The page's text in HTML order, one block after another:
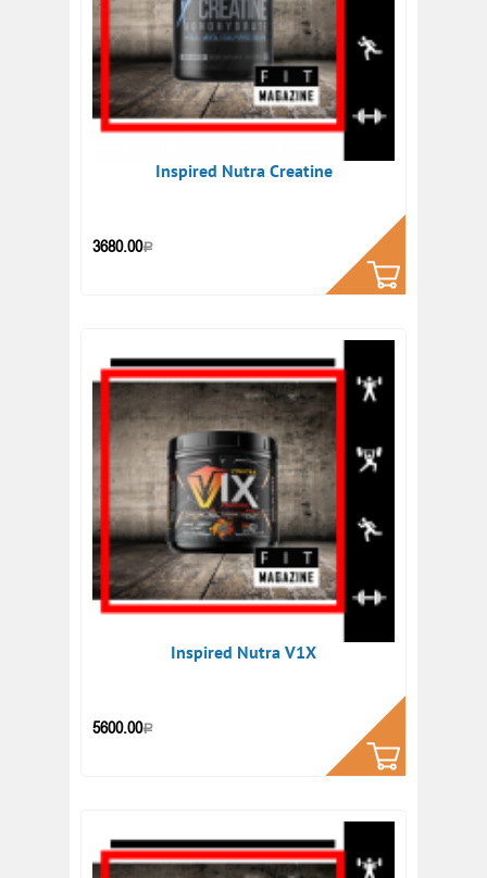
Inspired Nutra Creatine
3680.00Р
КУПИТЬ
Inspired Nutra V1X
5600.00Р
КУПИТЬ